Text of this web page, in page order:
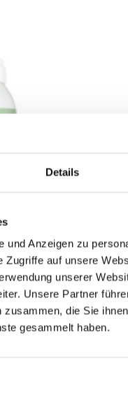
Details
und Anzeigen zu
Zugriffe auf unsere
unserer
Unsere Partner
die Sie
gesammelt haben.